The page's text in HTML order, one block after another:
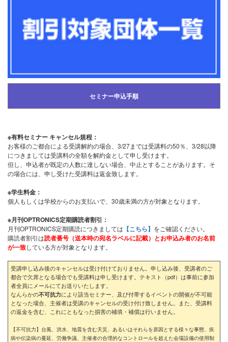
セミナー申込手順
※有料セミナー キャンセル規程：
お客様のご都合による受講解約の場合、3/27までは受講料の50％、3/28以降
につきましては受講料の全額を解約金として申し受けます。
但し、申込者が既定の人数に達しない場合、中止とすることがあります。そ
の場合には、申し受けた受講料は返金致します。
※学生料金：
個人もしくは学校からのお支払いで、30歳未満の方が対象となります。
※月刊OPTRONICS定期購読者割引：
月刊OPTRONICS定期購読につきましては 【こちら】 をご確認ください。
購読者割引は読者番号（送本時の宛名ラベルに記載）とお申込み者のお名前
が一致している方が対象となります。
受講申し込み後のキャンセルは受け付けておりません。申し込み後、受講者のご
都合で欠席となる場合でも受講料は申し受けます。テキスト（pdf）は事前に参加
者全員にメールにてお送りいたします。
なんらかの不可抗力により該当セミナー、及び付帯するイベントの開催が不可能
となった場合、主催者は受講のキャンセルの受け付け致しません。また、受講料
の返金を含む、これにともなった損害の補填・補償は行いません。
【不可抗力】台風、洪水、地震を含む天災、あるいはそれらを原因とする様々な事態、疾
病や伝染病の蔓延、労働争議、主催者の合理的なコントロールを超えた会場設備の使用制